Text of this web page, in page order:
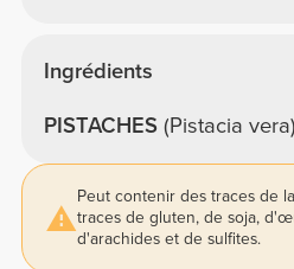
Ingrédients
PISTACHES(Pistacia
Peut contenir des traces de
traces de gluten, de soja,
d'arachides et de sulfites.